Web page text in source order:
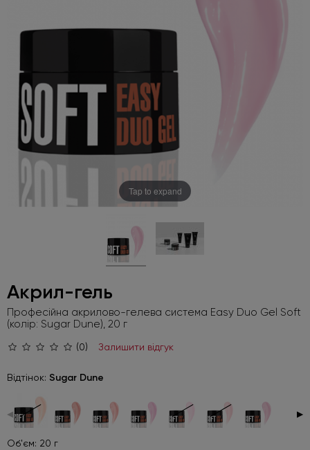
Tap to expand
Акрил-гель
Професійна акрилово-гелева система Easy Duo Gel Soft
(колір: Sugar Dune), 20 г
(0) Залишити відгук
Відтінок: Sugar Dune
◀ ▶
Об'єм: 20 г